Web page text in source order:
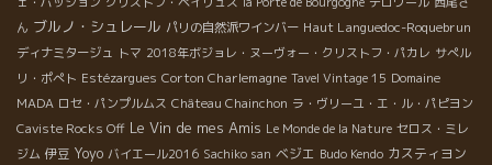
ん ブルノ・シュレール パリの自然派ワインバー Haut Languedoc-Roquebrun
ディナミタージュ トマ 2018年ボジョレ・ヌーヴォー・クリストフ・パカレ サぺル
リ・ポぺト Estézargues Corton Charlemagne Tavel Vintage 15 Domaine
MADA ロセ・パンプルムス Château Chainchon ラ・ヴリーユ・エ・ル・パピヨン
Caviste Rocks Off Le Vin de mes Amis Le Monde de la Nature セロス・ミレ
ジム 伊豆 Yoyo バイエール2016 Sachiko san ベジエ Budo Kendo カスティヨン